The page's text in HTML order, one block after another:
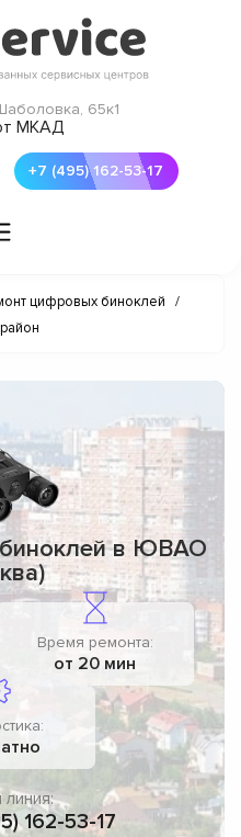
65к1
МКАД
+7 (495) 162-53-17
цифровых биноклей
/
в ЮВАО
Время ремонта:
от 20 мин
линия:
162-53-17